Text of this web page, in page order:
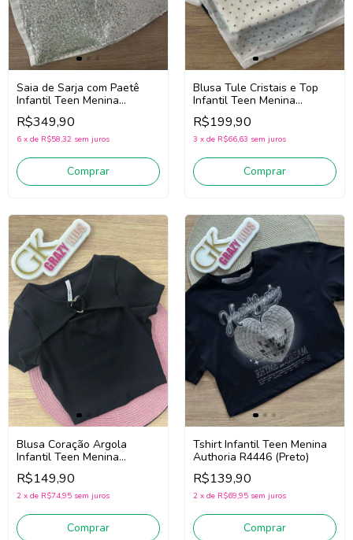
Saia de Sarja com Paetê
Infantil Teen Menina
Authoria R4742 (Off
White/Prata)
R$349,90
6 x de R$58,32 sem juros
Comprar
Blusa Tule Cristais e Top
Infantil Teen Menina
Authoria R4730 (Off White)
R$199,90
3 x de R$66,63 sem juros
Comprar
Blusa Coração Argola
Infantil Teen Menina
Authoria R4458 (Preto)
R$149,90
2 x de R$74,95 sem juros
Comprar
Tshirt Infantil Teen Menina
Authoria R4446 (Preto)
R$139,90
2 x de R$69,95 sem juros
Comprar